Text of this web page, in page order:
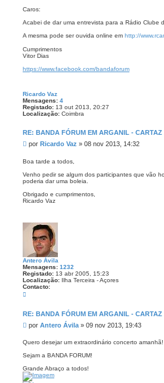
V
t
r
i
a
n
a
g
m
Caros:
Acabei de dar uma entrevista para a Rádio Clube
A mesma pode ser ouvida online em http://
Cumprimentos
Vitor Dias
https://www.facebook.com/bandaforum
Ricardo Vaz
Mensagens: 4
Registado: 13 out 2013, 20:27
Localização: Coimbra
RE: BANDA FÓRUM EM ARGANIL - CARTAZ
M
n
a
g
e
m
por Ricardo Vaz » 08 nov 2013, 14:32
Boa tarde a todos,
Venho pedir se algum dos participantes que vão
poderia dar uma boleia.
Obrigado e cumprimentos,
Ricardo Vaz
Antero Ávila
Mensagens: 1232
Registado: 13 abr 2005, 15:23
Localização: Ilha Terceira - Açores
Contacto:
t
c
A
t
r
o
RE: BANDA FÓRUM EM ARGANIL - CARTAZ
M
n
a
g
e
por Antero Ávila » 09 nov 2013, 19:43
Quero desejar um extraordinário concerto amanhã!
Sejam a BANDA FORUM!
Grande Abraço a todos!